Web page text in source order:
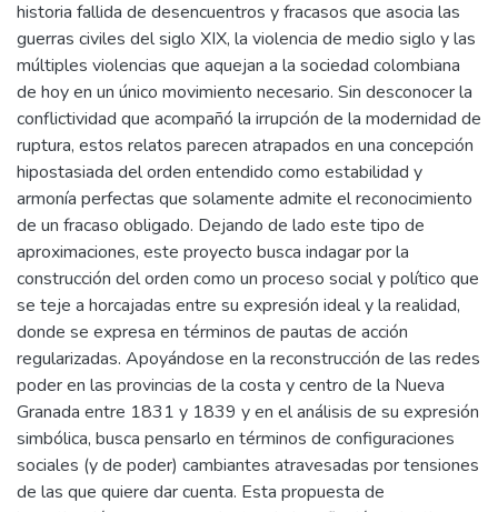
historia fallida de desencuentros y fracasos que asocia las
guerras civiles del siglo XIX, la violencia de medio siglo y las
múltiples violencias que aquejan a la sociedad colombiana
de hoy en un único movimiento necesario. Sin desconocer la
conflictividad que acompañó la irrupción de la modernidad de
ruptura, estos relatos parecen atrapados en una concepción
hipostasiada del orden entendido como estabilidad y
armonía perfectas que solamente admite el reconocimiento
de un fracaso obligado. Dejando de lado este tipo de
aproximaciones, este proyecto busca indagar por la
construcción del orden como un proceso social y político que
se teje a horcajadas entre su expresión ideal y la realidad,
donde se expresa en términos de pautas de acción
regularizadas. Apoyándose en la reconstrucción de las redes
poder en las provincias de la costa y centro de la Nueva
Granada entre 1831 y 1839 y en el análisis de su expresión
simbólica, busca pensarlo en términos de configuraciones
sociales (y de poder) cambiantes atravesadas por tensiones
de las que quiere dar cuenta. Esta propuesta de